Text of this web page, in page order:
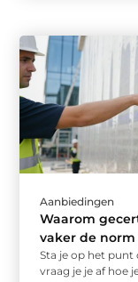
Aanbiedingen
Waarom
vaker de
Sta je op het punt
vraag je je af hoe je